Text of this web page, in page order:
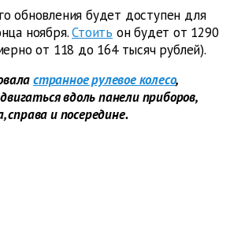
обновления будет доступен для
ноября. Стоить он будет от 1290
от 118 до 164 тысяч рублей).
странное рулевое колесо,
вдоль панели приборов,
справа и посередине.